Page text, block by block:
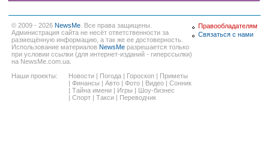
© 2009 - 2026 NewsMe . Все права защищены.
Администрация сайта не несёт ответственности за
размещённую информацию, а так же ее достоверность.
Использование материалов NewsMe разрешается только
при условии ссылки (для интернет-изданий - гиперссылки)
на NewsMe.com.ua.
Наши проекты:
Новости | Погода | Гороскоп | Приметы
| Финансы | Авто | Фото | Видео | Сонник
| Тайна имени | Игры | Шоу-бизнес
| Спорт | Такси | Переводчик
Правообладателям
Связаться с нами